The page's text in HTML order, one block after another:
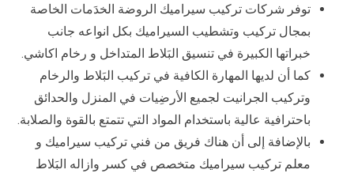
توفر شركات تركيب سيراميك الروضة الخدَمات الخاصة
بمجال تركيب وتشطيب السيراميك بكل انواعه جانب
خبراتها الكبيرة في تنسيق البَلاط المتداخل و رخام اكاشي.
كما أن لديها المهارة الكافية في تركيب البَلاط والرخام
وتركيب الجرانيت لجميع الأرضِيات في المنزل والحدائق
باحترافية عالية باستخدام المواد التي تتمتع بالقوة والصلابة.
بالإضافة إلى أن هناك فريق من فني تركيب سيراميك و
معلم تركيب سيراميك متخصص في كسر وازاله البَلاط